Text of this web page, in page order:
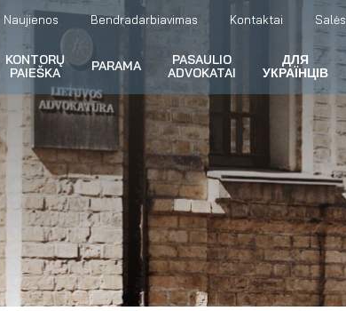
Naujienos Bendradarbiavimas Kontaktai Salės
KONTORŲ
PAIEŠKA
PARAMA
PASAULIO
ADVOKATAI
ДЛЯ
УКРАЇНЦІВ